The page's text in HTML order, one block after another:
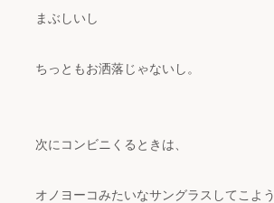
まぶしいし
ちっともお洒落じゃないし。
次にコンビニくるときは、
オノヨーコみたいなサングラスしてこよう